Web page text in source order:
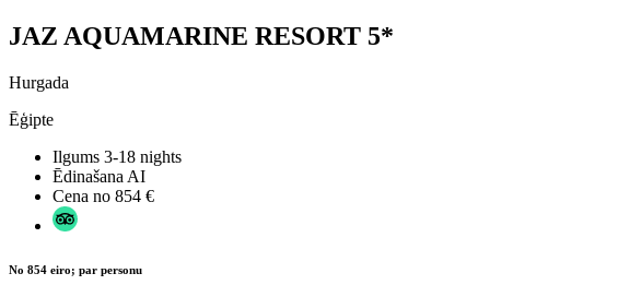
JAZ AQUAMARINE RESORT 5*
Hurgada
Ēģipte
Ilgums 3-18 nights
Ēdinašana AI
Cena no 854 €
No 854 eiro; par personu